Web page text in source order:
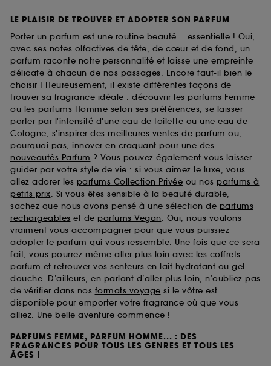
LE PLAISIR DE TROUVER ET ADOPTER SON PARFUM
Porter un parfum est une routine beauté... essentielle ! Oui,
avec ses notes olfactives de tête, de cœur et de fond, un
parfum raconte notre personnalité et laisse une empreinte
délicate à chacun de nos passages. Encore faut-il bien le
choisir ! Heureusement, il existe différentes façons de
trouver sa fragrance idéale : découvrir les parfums Femme
ou les parfums Homme selon ses préférences, se laisser
porter par l'intensité d'une eau de toilette ou une eau de
Cologne, s'inspirer des meilleures ventes de parfum ou,
pourquoi pas, innover en craquant pour une des
nouveautés Parfum ? Vous pouvez également vous laisser
guider par votre style de vie : si vous aimez le luxe, vous
allez adorer les parfums Collection Privée ou nos parfums à
petits prix. Si vous êtes sensible à la beauté durable,
sachez que nous avons pensé à une sélection de parfums
rechargeables et de parfums Vegan. Oui, nous voulons
vraiment vous accompagner pour que vous puissiez
adopter le parfum qui vous ressemble. Une fois que ce sera
fait, vous pourrez même aller plus loin avec les coffrets
parfum et retrouver vos senteurs en lait hydratant ou gel
douche. D’ailleurs, en parlant d’aller plus loin, n’oubliez pas
de vérifier dans nos formats voyage si le vôtre est
disponible pour emporter votre fragrance où que vous
alliez. Une belle aventure commence !
PARFUMS FEMME, PARFUM HOMME... : DES
FRAGRANCES POUR TOUS LES GENRES ET TOUS LES
ÂGES !